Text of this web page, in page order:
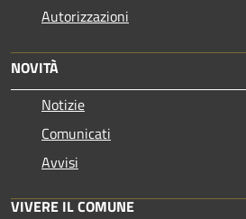
Autorizzazioni
NOVITÀ
Notizie
Comunicati
Avvisi
VIVERE IL COMUNE